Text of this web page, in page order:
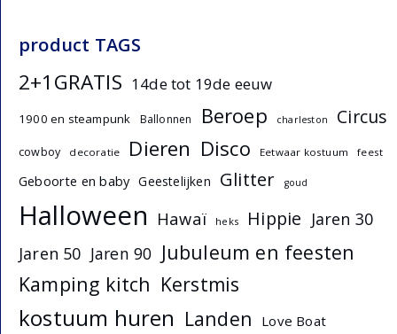
product TAGS
2+1GRATIS 14de tot 19de eeuw
1900 en steampunk Ballonnen Beroep charleston Circus
cowboy decoratie Dieren Disco Eetwaar kostuum feest
Geboorte en baby Geestelijken Glitter goud
Halloween Hawaï heks Hippie Jaren 30
Jaren 50 Jaren 90 Jubuleum en feesten
Kamping kitch Kerstmis
kostuum huren Landen Love Boat